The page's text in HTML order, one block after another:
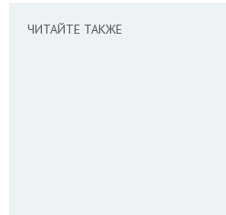
ЧИТАЙТЕ ТАКЖЕ